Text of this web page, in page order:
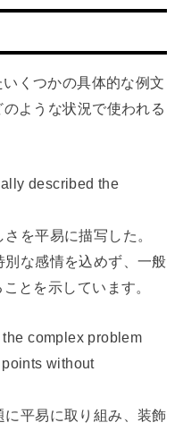
くつかの具体的な例文
ような状況で使われる
described the
を平易に描写した。
な感情を込めず、一般
とを示しています。
complex problem
without
平易に取り組み、装飾